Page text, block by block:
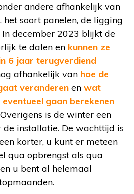
andere afhankelijk van
soort panelen, de ligging
In december 2023 blijkt de
te dalen en kunnen ze
6 jaar terugverdiend
afhankelijk van hoe de
veranderen en wat
gaan berekenen
is de winter een
installatie. De wachttijd is
korter, u kunt er meteen
qua opbrengst als qua
u bent al helemaal